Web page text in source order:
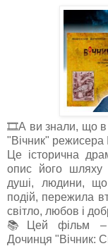
🎞А ви знали, що в
"Вічник" режисера
Це історична
опис його шляху
душі, людини,
подій, пережила
світло, любов і
📚Цей фільм –
Дочинця "Вічник: